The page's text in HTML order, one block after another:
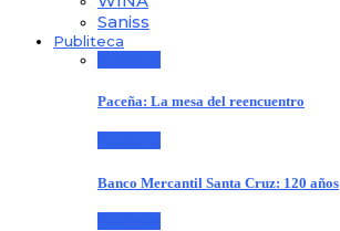
Saniss
Publiteca
Paceña: La mesa del reencuentro
Banco Mercantil Santa Cruz: 120 años